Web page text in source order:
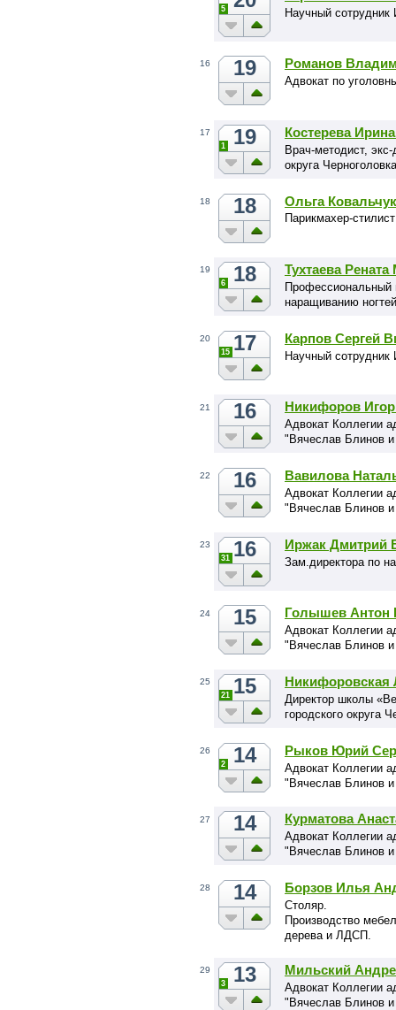
5 Научный
16 19 Романов
Адвокат по
17 19
1
Костерева
Врач-методист,
округа
18 18 Ольга Ковальчук
Парикмахер-cтилист
19 18
6
Тухтаева
Профессиональный
наращиванию
20 17
15
Карпов Сергей
Научный
21 16 Никифоров
Адвокат Коллегии
"Вячеслав Блинов
22 16 Вавилова
Адвокат Коллегии
"Вячеслав Блинов
23 16
31
Иржак Дмитрий
Зам.директора по
24 15 Голышев Антон
Адвокат Коллегии
"Вячеслав Блинов
25 15
21
Директор школы
городского округа
26 14
2
Рыков Юрий
Адвокат Коллегии
"Вячеслав Блинов
27 14 Курматова
Адвокат Коллегии
"Вячеслав Блинов
28 14 Борзов Илья
Столяр.
Производство
дерева и ЛДСП.
29 13
3
Мильский
Адвокат Коллегии
"Вячеслав Блинов